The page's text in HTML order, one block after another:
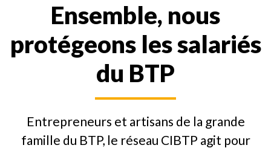
Ensemble, nous
protégeons les salariés
du BTP
Entrepreneurs et artisans de la grande
famille du BTP, le réseau CIBTP agit pour